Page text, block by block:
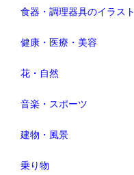
食器・調理器具のイラスト
健康・医療・美容
花・自然
音楽・スポーツ
建物・風景
乗り物